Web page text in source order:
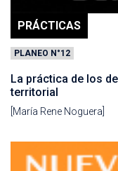
PRÁCTICAS
PLANEO N°12
La práctica de los
territorial
[María Rene Noguera]